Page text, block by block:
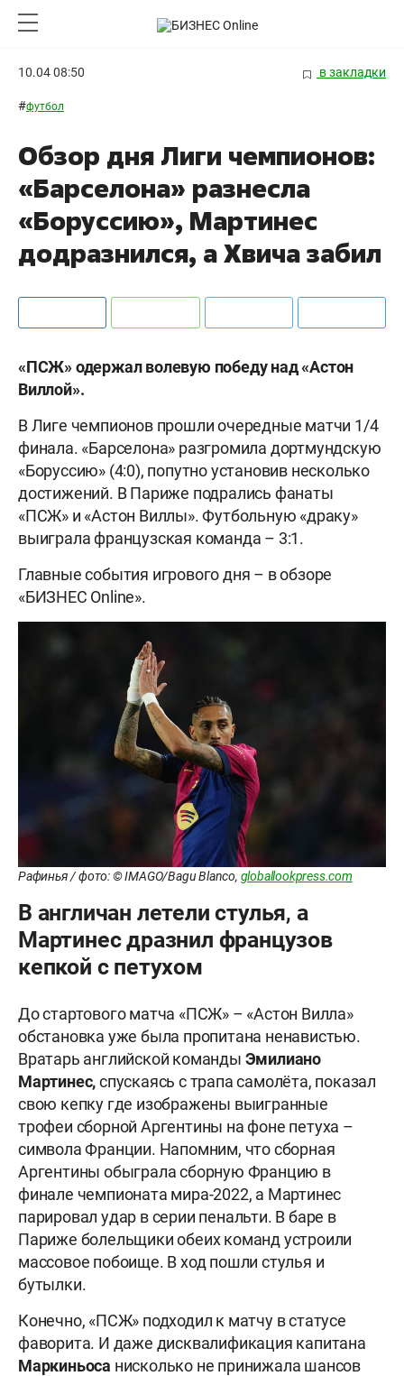
10.04 08:50 в закладки
#футбол
Обзор дня Лиги чемпионов:
«Барселона» разнесла
«Боруссию», Мартинес
додразнился, а Хвича забил
«ПСЖ» одержал волевую победу над «Астон
Виллой».
В Лиге чемпионов прошли очередные матчи 1/4
финала. «Барселона» разгромила дортмундскую
«Боруссию» (4:0), попутно установив несколько
достижений. В Париже подрались фанаты
«ПСЖ» и «Астон Виллы». Футбольную «драку»
выиграла французская команда – 3:1.
Главные события игрового дня – в обзоре
«БИЗНЕС Online».
Рафинья / фото: © IMAGO/Bagu Blanco, globallookpress.com
В англичан летели стулья, а
Мартинес дразнил французов
кепкой с петухом
До стартового матча «ПСЖ» – «Астон Вилла»
обстановка уже была пропитана ненавистью.
Вратарь английской команды Эмилиано
Мартинес,спускаясь с трапа самолёта, показал
свою кепку где изображены выигранные
трофеи сборной Аргентины на фоне петуха –
символа Франции. Напомним, что сборная
Аргентины обыграла сборную Францию в
финале чемпионата мира-2022, а Мартинес
парировал удар в серии пенальти. В баре в
Париже болельщики обеих команд устроили
массовое побоище. В ход пошли стулья и
бутылки.
Конечно, «ПСЖ» подходил к матчу в статусе
фаворита. И даже дисквалификация капитана
Маркиньоса нисколько не принижала шансов